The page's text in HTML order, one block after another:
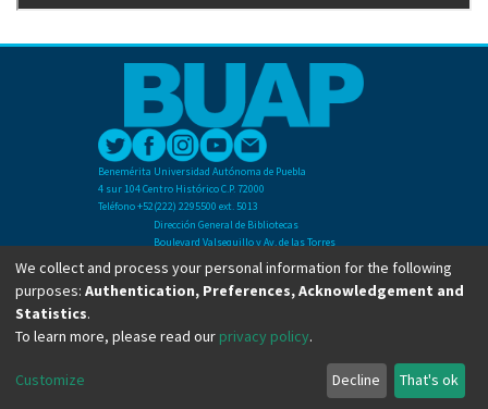
Benemérita Universidad Autónoma de Puebla
4 sur 104 Centro Histórico C.P. 72000
Teléfono +52(222) 2295500 ext. 5013
Dirección General de Bibliotecas
Boulevard Valsequillo y Av. de las Torres
Ciudad Universitaria. Col. San Manuel
C.P. 72570
Teléfono +52 (222) 2295500 Ext 2901
Copyright © Dirección General de Bibliotecas - BUAP 2024. All right reserved.
We collect and process your personal information for the following
purposes: Authentication, Preferences, Acknowledgement and
Statistics.
To learn more, please read our privacy policy.
Customize Decline That's ok